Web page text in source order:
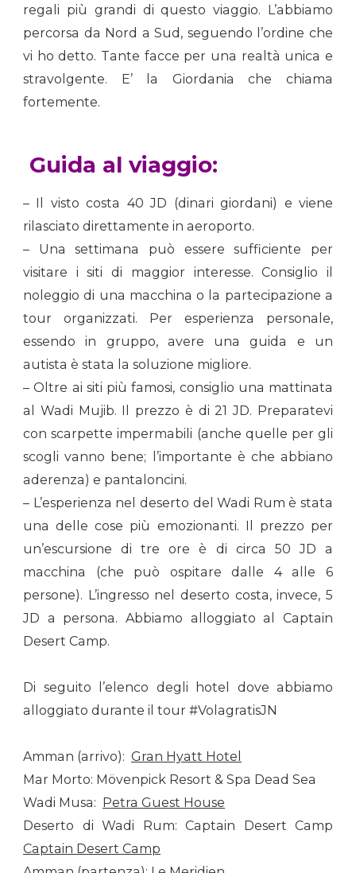
regali più grandi di questo viaggio. L’abbiamo
percorsa da Nord a Sud, seguendo l’ordine che
vi ho detto. Tante facce per una realtà unica e
stravolgente. E’ la Giordania che chiama
fortemente.
Guida al viaggio:
– Il visto costa 40 JD (dinari giordani) e viene
rilasciato direttamente in aeroporto.
– Una settimana può essere sufficiente per
visitare i siti di maggior interesse. Consiglio il
noleggio di una macchina o la partecipazione a
tour organizzati. Per esperienza personale,
essendo in gruppo, avere una guida e un
autista è stata la soluzione migliore.
– Oltre ai siti più famosi, consiglio una mattinata
al Wadi Mujib. Il prezzo è di 21 JD. Preparatevi
con scarpette impermabili (anche quelle per gli
scogli vanno bene; l’importante è che abbiano
aderenza) e pantaloncini.
– L’esperienza nel deserto del Wadi Rum è stata
una delle cose più emozionanti. Il prezzo per
un’escursione di tre ore è di circa 50 JD a
macchina (che può ospitare dalle 4 alle 6
persone). L’ingresso nel deserto costa, invece, 5
JD a persona. Abbiamo alloggiato al Captain
Desert Camp.
Di seguito l’elenco degli hotel dove abbiamo
alloggiato durante il tour #VolagratisJN
Amman (arrivo): Gran Hyatt Hotel
Mar Morto: Mövenpick Resort & Spa Dead Sea
Wadi Musa:
Petra Guest House
Deserto di Wadi Rum: Captain Desert Camp
Captain Desert Camp